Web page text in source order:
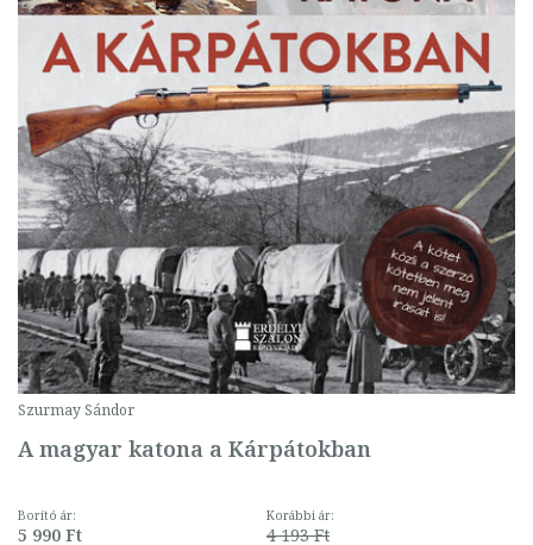
Szurmay Sándor
A magyar katona a Kárpátokban
Borító ár:
5 990 Ft
Korábbi ár:
4 193 Ft